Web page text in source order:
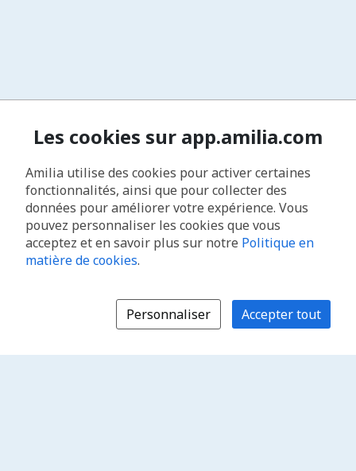
Les cookies sur app.amilia.com
Amilia utilise des cookies pour activer certaines
fonctionnalités, ainsi que pour collecter des
données pour améliorer votre expérience. Vous
pouvez personnaliser les cookies que vous
acceptez et en savoir plus sur notre Politique en
matière de cookies.
Personnaliser Accepter tout